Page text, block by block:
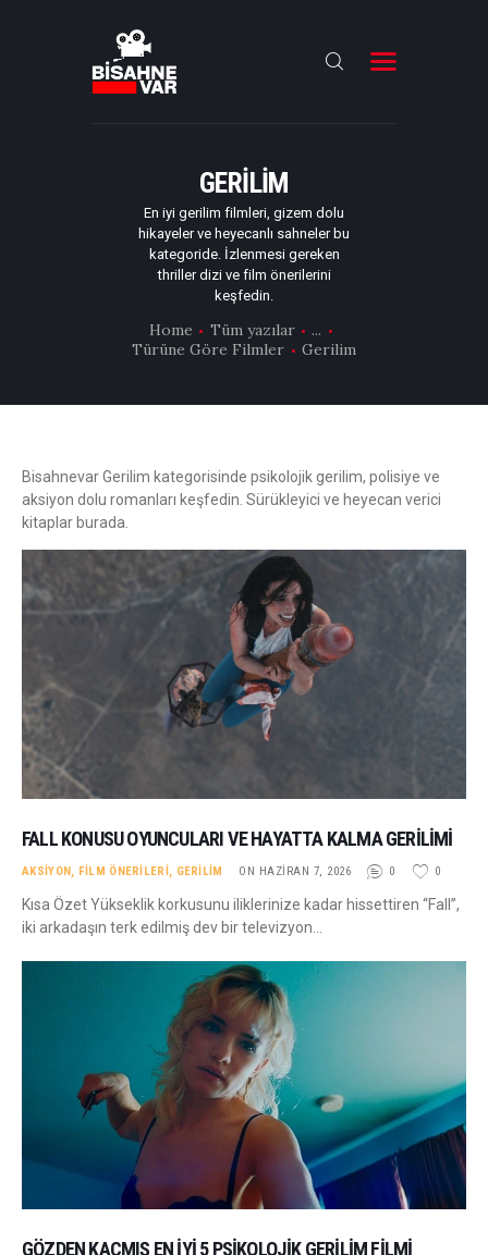
GERILIM
En iyi gerilim filmleri, gizem dolu
hikayeler ve heyecanlı sahneler bu
kategoride. İzlenmesi gereken
thriller dizi ve film önerilerini
keşfedin.
Home Tüm yazılar
...
Türüne Göre Filmler
Gerilim
DIZILER
OYUNCULAR
DAHA FAZLASI
Bisahnevar Gerilim kategorisinde psikolojik gerilim, polisiye ve
aksiyon dolu romanları keşfedin. Sürükleyici ve heyecan verici
kitaplar burada.
FALL KONUSU OYUNCULARI VE HAYATTA KALMA GERILIMI
AKSIYON, FILM ÖNERILERI, GERILIM ON HAZIRAN 7, 2026 0 0
Kısa Özet Yükseklik korkusunu iliklerinize kadar hissettiren “Fall”,
iki arkadaşın terk edilmiş dev bir televizyon…
GÖZDEN KAÇMIŞ EN İYI 5 PSIKOLOJIK GERILIM FILMI